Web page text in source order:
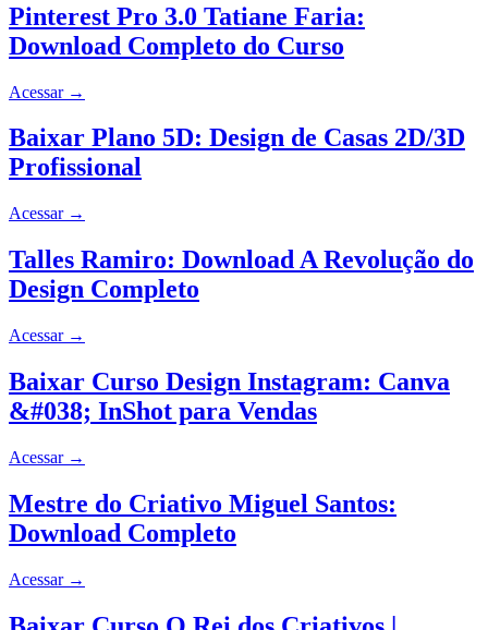
Pinterest Pro 3.0 Tatiane Faria:
Download Completo do Curso
Acessar →
Baixar Plano 5D: Design de Casas 2D/3D
Profissional
Acessar →
Talles Ramiro: Download A Revolução do
Design Completo
Acessar →
Baixar Curso Design Instagram: Canva
&#038; InShot para Vendas
Acessar →
Mestre do Criativo Miguel Santos:
Download Completo
Acessar →